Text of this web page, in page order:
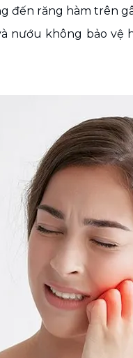
đến răng hàm trên
nướu không bảo vệ